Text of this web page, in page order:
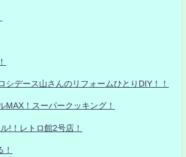
シデース山さんのリフォームひとりDIY！！
MAX！スーパークッキング！
!！レトロ館2号店！